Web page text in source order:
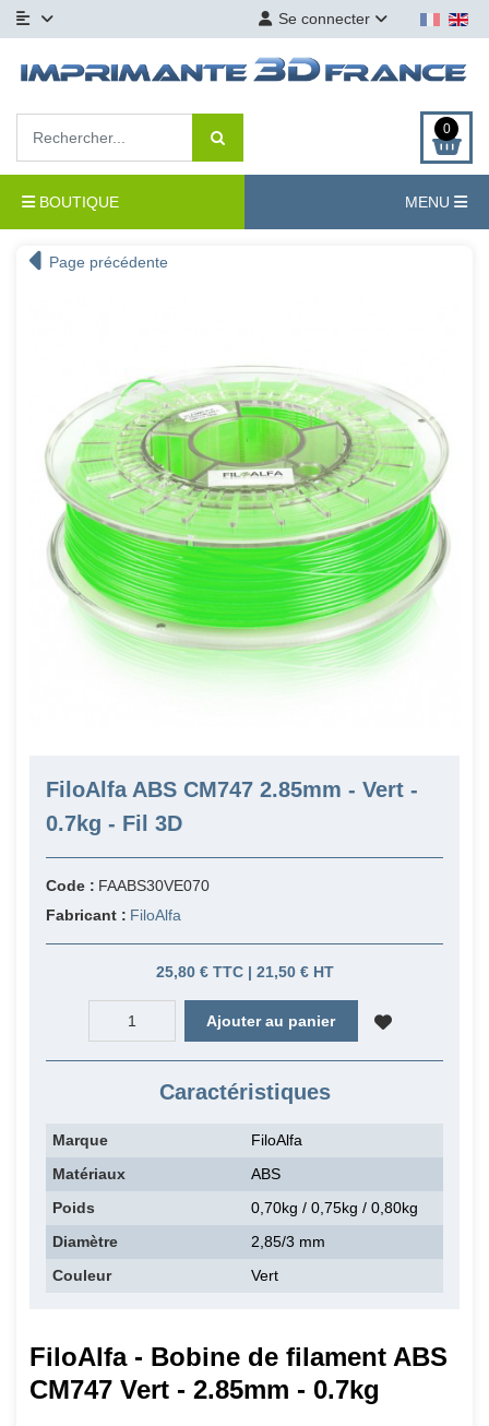
Se connecter
0
BOUTIQUE MENU
Page précédente
FiloAlfa ABS CM747 2.85mm - Vert -
0.7kg - Fil 3D
Code : FAABS30VE070
Fabricant : FiloAlfa
25,80 € TTC | 21,50 € HT
Ajouter au panier
Caractéristiques
Marque
FiloAlfa
Matériaux
ABS
Poids
0,70kg / 0,75kg / 0,80kg
Diamètre
2,85/3 mm
Couleur
Vert
FiloAlfa - Bobine de filament ABS
CM747 Vert - 2.85mm - 0.7kg